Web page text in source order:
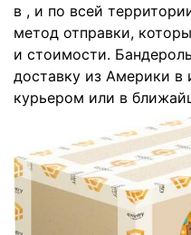
в , и по всей
метод отправки,
и стоимости.
доставку из Америки в
курьером или в